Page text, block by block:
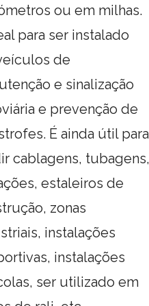
ou em milhas.
para ser instalado
de
e sinalização
e prevenção de
É ainda útil para
cablagens, tubagens,
estaleiros de
zonas
instalações
instalações
ser utilizado em